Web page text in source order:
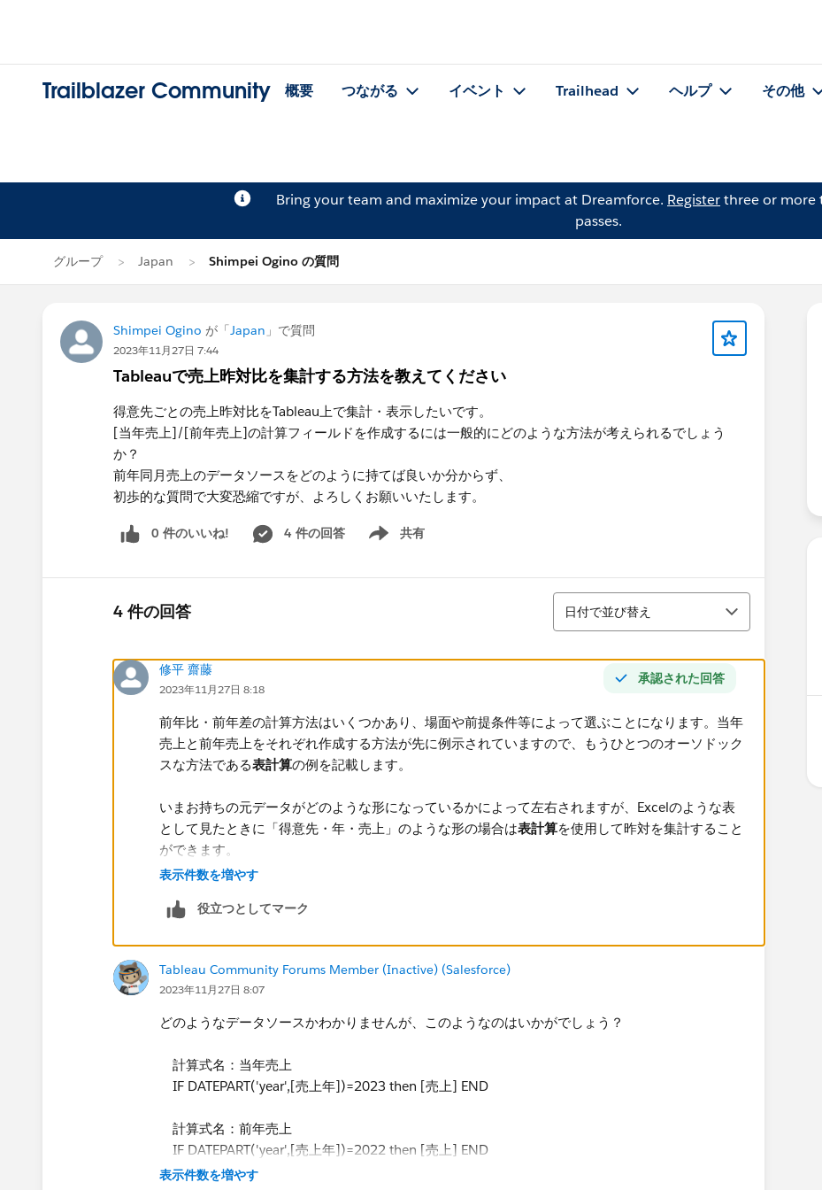
Trailblazer Community 概要 つながる イベント Trailhead ヘルプ その他
Bring your team and maximize your impact at Dreamforce. Registerthree or more
passes.
グループ Japan Shimpei Ogino の質問
Shimpei Ogino が「Japan 」で質問
2023年11月27日 7:44
Tableauで売上昨対比を集計する方法を教えてください
得意先ごとの売上昨対比をTableau上で集計・表示したいです。
[当年売上]/[前年売上]の計算フィールドを作成するには一般的にどのような方法が考えられるでしょう
か？
前年同月売上のデータソースをどのように持てば良いか分からず、
初歩的な質問で大変恐縮ですが、よろしくお願いいたします。
0 件のいいね! 4 件の回答 共有
Show menu
4 件の回答
並び替え
日付で並び替え
承認された回答
修平 齋藤
2023年11月27日 8:18
前年比・前年差の計算方法はいくつかあり、場面や前提条件等によって選ぶことになります。当年
売上と前年売上をそれぞれ作成する方法が先に例示されていますので、もうひとつのオーソドック
スな方法である表計算の例を記載します。​
いまお持ちの元データがどのような形になっているかによって​左右されますが、Excelのような表
として見たときに「得意先・年・売上」のような形の場合は表計算を使用して昨対を集計すること
ができます。
表計算のタイプ - Tableau
Tableauに付属しているサンプルデータ（サンプル-スーパーストア）がちょうどこのような形にな
ビューに年、カテゴリを配置し、売上をとりあえずマークのテキストに置いておきます。
ここでマークに置いた売上を右クリックし、メニューの簡易表計算から前年比成長率を選ぶと計算
表示件数を増やす
役立つとしてマーク
Tableau Community Forums Member (Inactive) (Salesforce)
2023年11月27日 8:07
どのようなデータソースかわかりませんが、このようなのはいかがでしょう？
計算式名：当年売上
IF DATEPART('year',[売上年])=2023 then [売上] END
計算式名：前年売上
IF DATEPART('year',[売上年])=2022 then [売上] END
表示件数を増やす